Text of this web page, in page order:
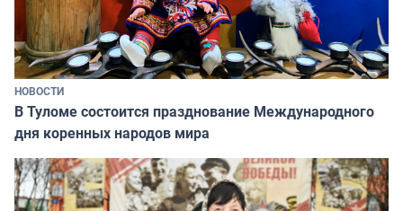
НОВОСТИ
В Туломе состоится празднование Международного
дня коренных народов мира